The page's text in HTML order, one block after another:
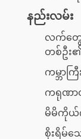
နည်းလမ်း
လက်တွေ့
တစ်ဦး
ကမ္ဘာ
ကရုဏာတ
မိမိကိုယ်
စိုးရိမ်